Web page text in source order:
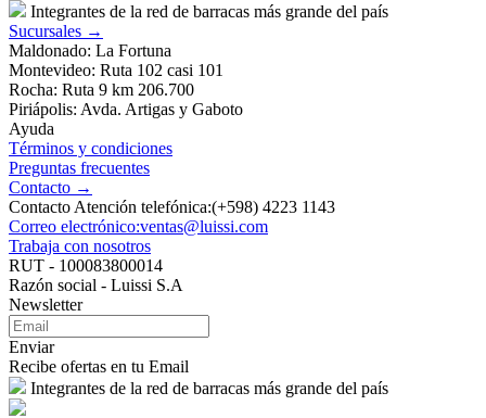
Integrantes de la red de barracas más grande del país
Sucursales →
Maldonado: La Fortuna
Montevideo: Ruta 102 casi 101
Rocha: Ruta 9 km 206.700
Piriápolis: Avda. Artigas y Gaboto
Ayuda
Términos y condiciones
Preguntas frecuentes
Contacto →
Contacto Atención telefónica:(+598) 4223 1143
Correo electrónico:ventas@luissi.com
Trabaja con nosotros
RUT - 100083800014
Razón social - Luissi S.A
Newsletter
Enviar
Recibe ofertas en tu Email
Integrantes de la red de barracas más grande del país